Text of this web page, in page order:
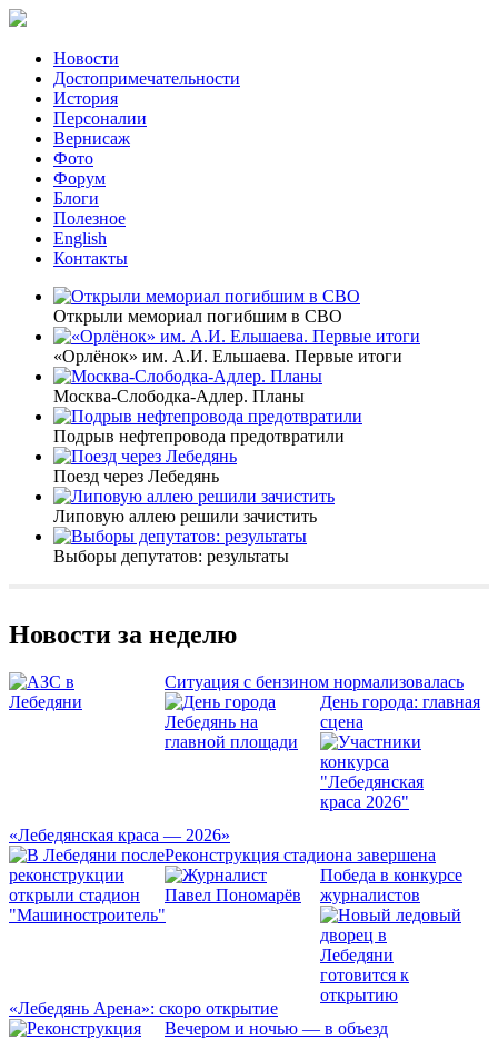
Новости
Достопримечательности
История
Персоналии
Вернисаж
Фото
Форум
Блоги
Полезное
English
Контакты
Открыли мемориал погибшим в СВО
«Орлёнок» им. А.И. Ельшаева. Первые итоги
Москва-Слободка-Адлер. Планы
Подрыв нефтепровода предотвратили
Поезд через Лебедянь
Липовую аллею решили зачистить
Выборы депутатов: результаты
Новости за неделю
Ситуация с бензином нормализовалась
День города: главная
сцена
«Лебедянская краса — 2026»
Реконструкция стадиона завершена
Победа в конкурсе
журналистов
«Лебедянь Арена»: скоро открытие
Вечером и ночью — в объезд